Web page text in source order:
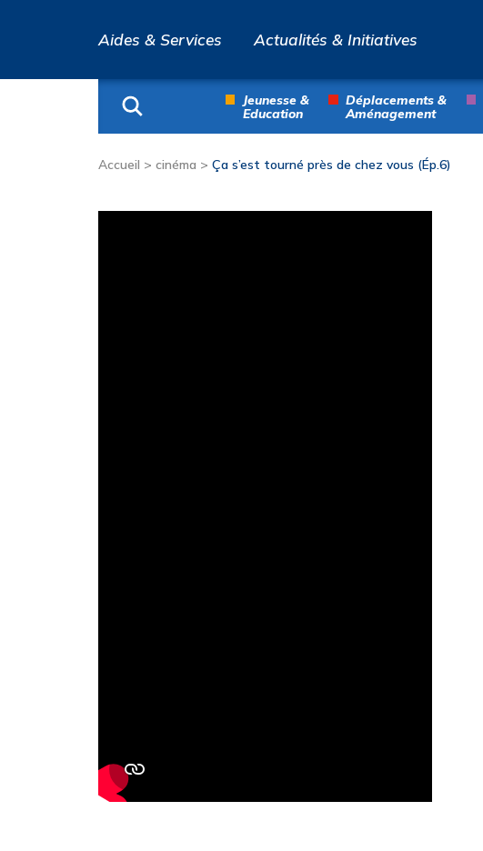
Aides & Services Actualités & Initiatives
Jeunesse &
Education
Déplacements &
Aménagement
Accueil >cinéma >Ça s’est tourné près de chez vous (Ép.6)